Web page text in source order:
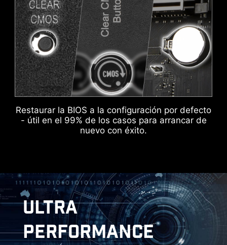
Restaurar la BIOS a la configuración por defecto
- útil en el 99% de los casos para arrancar de
nuevo con éxito.
ZONA KEEP OUT
Para diferenciar mejor los cabezales de
patillas para distintos fines, marca el cabezal
del sistema de bombeo y los cabezales
ARGB en blanco y el cabezal PCIe de 8
patillas en gris, lo que permite a los usuarios
gestionar los cables de forma más eficiente.
IDENTIFICA LA FUENTE DE SEÑAL M.2
ULTRA
PERFORMANCE